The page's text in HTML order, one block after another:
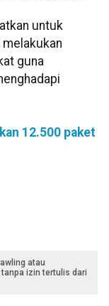
untuk
guna
12.500 paket
atau
izin tertulis dari